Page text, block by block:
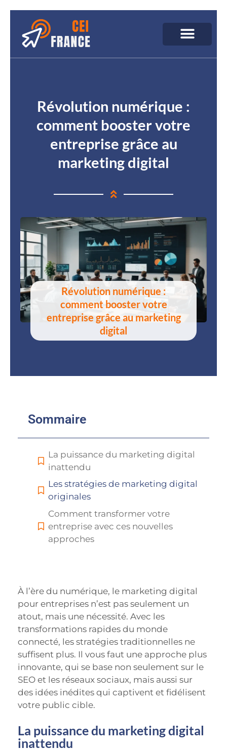
Révolution numérique :
comment booster votre
entreprise grâce au
marketing digital
Révolution numérique :
comment booster votre
entreprise grâce au marketing
digital
Sommaire
La puissance du marketing digital
inattendu
Les stratégies de marketing digital
originales
Comment transformer votre
entreprise avec ces nouvelles
approches
À l’ère du numérique, le marketing digital
pour entreprises n’est pas seulement un
atout, mais une nécessité. Avec les
transformations rapides du monde
connecté, les stratégies traditionnelles ne
suffisent plus. Il vous faut une approche plus
innovante, qui se base non seulement sur le
SEO et les réseaux sociaux, mais aussi sur
des idées inédites qui captivent et fidélisent
votre public cible.
La puissance du marketing digital
inattendu